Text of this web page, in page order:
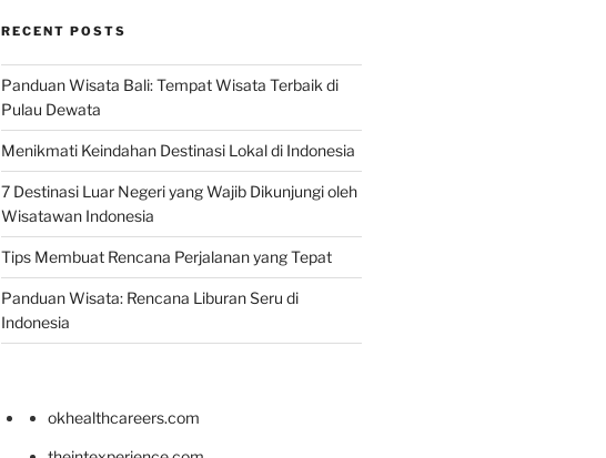
RECENT POSTS
Panduan Wisata Bali: Tempat Wisata Terbaik di
Pulau Dewata
Menikmati Keindahan Destinasi Lokal di Indonesia
7 Destinasi Luar Negeri yang Wajib Dikunjungi oleh
Wisatawan Indonesia
Tips Membuat Rencana Perjalanan yang Tepat
Panduan Wisata: Rencana Liburan Seru di
Indonesia
okhealthcareers.com